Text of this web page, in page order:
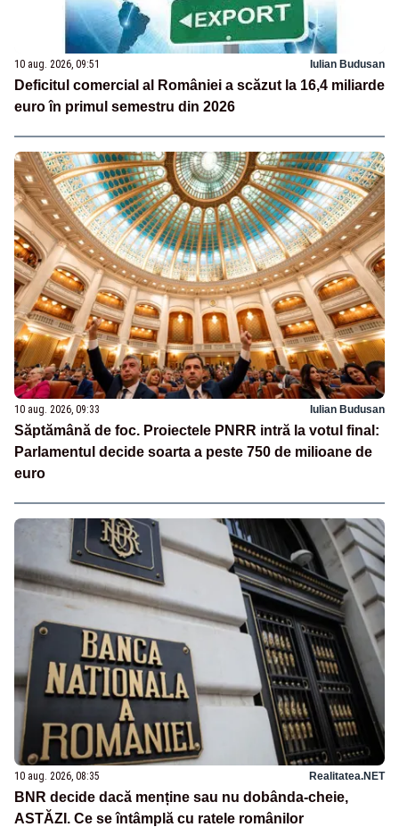
10 aug. 2026, 09:51 Iulian Budusan
Deficitul comercial al României a scăzut la 16,4 miliarde
euro în primul semestru din 2026
10 aug. 2026, 09:33 Iulian Budusan
Săptămână de foc. Proiectele PNRR intră la votul final:
Parlamentul decide soarta a peste 750 de milioane de
euro
10 aug. 2026, 08:35 Realitatea.NET
BNR decide dacă menține sau nu dobânda-cheie,
ASTĂZI. Ce se întâmplă cu ratele românilor